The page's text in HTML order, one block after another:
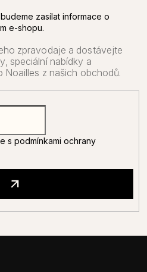
zasílat informace o
e-shopu.
s podmínkami ochrany